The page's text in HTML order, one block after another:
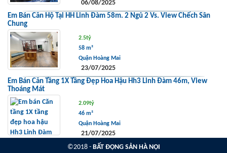
06/08/2025
Em Bán Căn Hộ Tại HH Linh Đàm 58m. 2 Ngủ 2 Vs. View Chếch Sân
Chung
2.5tỷ
58 m²
Quận Hoàng Mai
23/07/2025
Em Bán Căn Tầng 1X Tầng Đẹp Hoa Hậu Hh3 Linh Đàm 46m, View
Thoáng Mát
2.09tỷ
46 m²
Quận Hoàng Mai
21/07/2025
©2018 - BẤT ĐỘNG SẢN HÀ NỘI